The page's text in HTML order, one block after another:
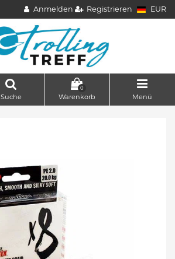
Anmelden Registrieren EUR
Suche
0
Warenkorb Menü